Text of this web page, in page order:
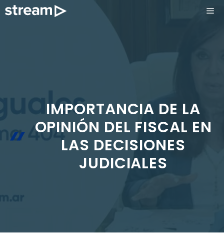
Saltar
IMPORTANCIA DE LA
OPINIÓN DEL FISCAL EN
LAS DECISIONES
JUDICIALES